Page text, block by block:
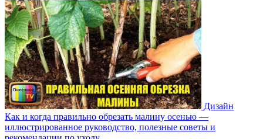
Дизайн
Как и когда правильно обрезать малину осенью —
иллюстрированное руководство, полезные советы и